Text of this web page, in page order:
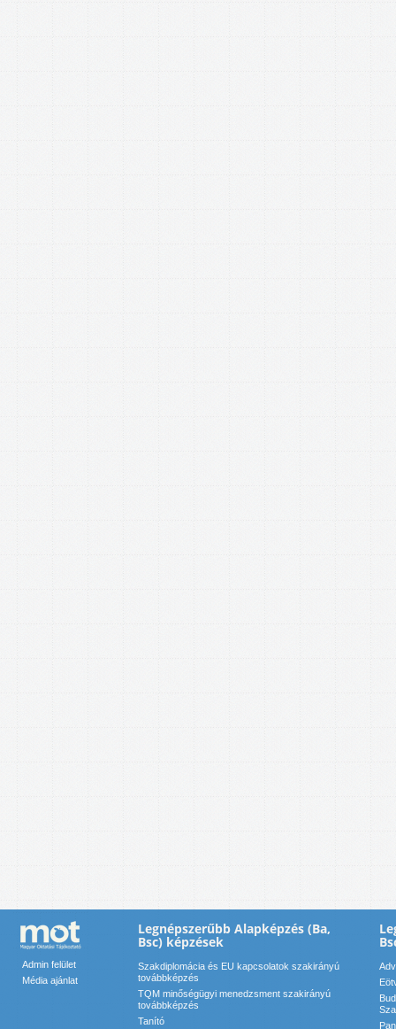
Admin felület
Média ajánlat
Legnépszerűbb Alapképzés (Ba,
Bsc) képzések
Szakdiplomácia és EU kapcsolatok szakirányú
továbbképzés
TQM minőségügyi menedzsment szakirányú
továbbképzés
Tanító